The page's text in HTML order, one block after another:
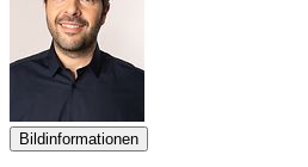
Bildinformationen